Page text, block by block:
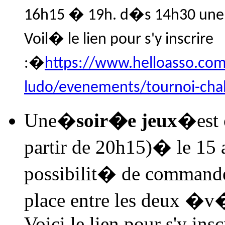
16h15 � 19h. d�s 14h30
Voil� le lien pour s'y inscrire
:�https://
ludo/evenements/tournoi-
Une�soir�e jeux�est
partir de 20h15)� le 15
possibilit� de
place entre les deux